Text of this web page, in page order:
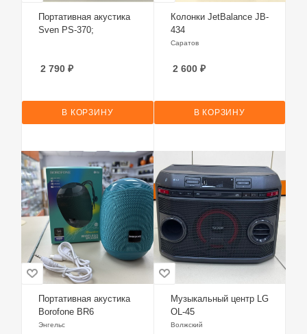
Портативная акустика
Sven PS-370;
2 790 ₽
В КОРЗИНУ
Колонки JetBalance JB-
434
Саратов
2 600₽
В КОРЗИНУ
Портативная акустика
Borofone BR6
Энгельс
Музыкальный центр LG
OL-45
Волжский